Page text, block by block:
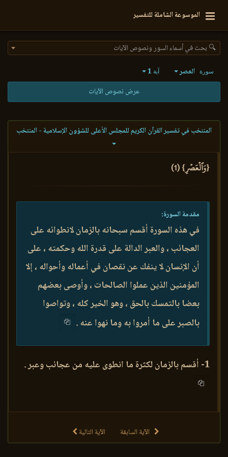
الموسوعة الشاملة للتفسير
🔍 بحث في أسماء السور ونصوص الآيات
سورة العصر آية 1
عرض نصوص الآيات
المنتخب في تفسير القرآن الكريم للمجلس الأعلى للشؤون الإسلامية - المنتخب
{وَٱلۡعَصۡرِ} (1)
مقدمة السورة:
في هذه السورة أقسم سبحانه بالزمان لانطوائه على
العجائب ، والعبر الدالة على قدرة الله وحكمته ، على
أن الإنسان لا ينفك عن نقصان في أعماله وأحواله ، إلا
المؤمنين الذين عملوا الصالحات ، وأوصى بعضهم
بعضا بالتمسك بالحق ، وهو الخير كله ، وتواصوا
بالصبر على ما أمروا به وما نهوا عنه .
1- أقسم بالزمان لكثرة ما انطوى عليه من عجائب وعبر .
الآية السابقة الآية التالية